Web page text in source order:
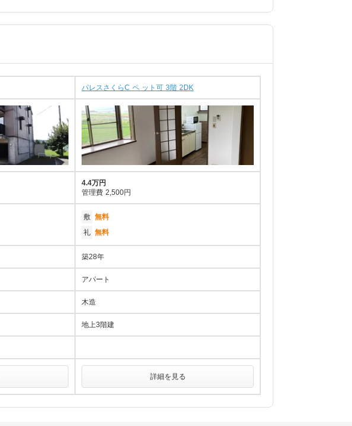
パレスさくらC ペ ット可 3階 2DK
4.4万円
管理費 2,500円
敷 無料
礼 無料
築28年
アパート
木造
地上3階建
詳細を見る